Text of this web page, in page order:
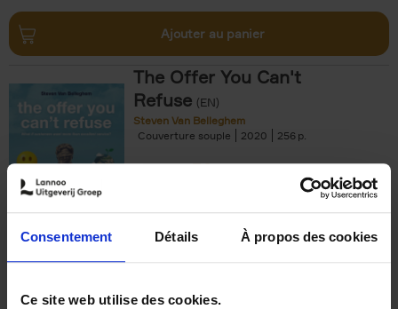
Consentement Détails À propos des cookies
Ce site web utilise des cookies.
Ajouter au panier
The Offer You Can't
Refuse (EN)
Steven Van Belleghem
Couverture souple
2020 256
€37,50